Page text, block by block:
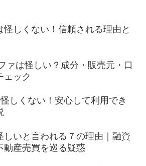
怪しくない！信頼される理由と
ァは怪しい？成分・販売元・口
ェック
しくない！安心して利用でき
しいと言われる７の理由｜融資
動産売買を巡る疑惑